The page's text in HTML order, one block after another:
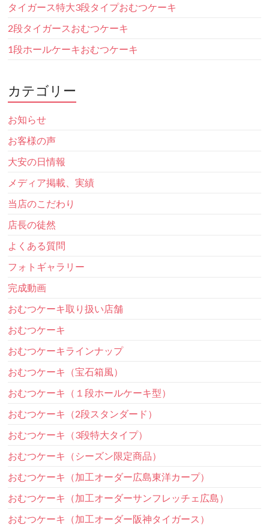
タイガース特大3段タイプおむつケーキ
2段タイガースおむつケーキ
1段ホールケーキおむつケーキ
カテゴリー
お知らせ
お客様の声
大安の日情報
メディア掲載、実績
当店のこだわり
店長の徒然
よくある質問
フォトギャラリー
完成動画
おむつケーキ取り扱い店舗
おむつケーキ
おむつケーキラインナップ
おむつケーキ（宝石箱風）
おむつケーキ（１段ホールケーキ型）
おむつケーキ（2段スタンダード）
おむつケーキ（3段特大タイプ）
おむつケーキ（シーズン限定商品）
おむつケーキ（加工オーダー広島東洋カープ）
おむつケーキ（加工オーダーサンフレッチェ広島）
おむつケーキ（加工オーダー阪神タイガース）